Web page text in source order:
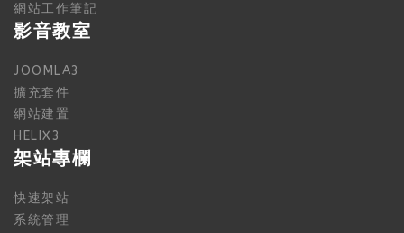
網站工作筆記
影音教室
JOOMLA3
擴充套件
網站建置
HELIX3
架站專欄
快速架站
系統管理